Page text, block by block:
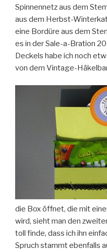
Spinnennetz aus dem
aus dem Herbst-
eine Bordüre aus dem
es in der Sale-a-Bration
Deckels habe ich noch
von dem Vintage-
die Box öffnet, die mit
wird, sieht man den
toll finde, dass ich ihn
Spruch stammt ebenfalls